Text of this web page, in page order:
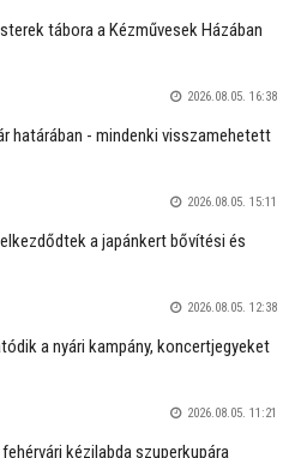
tábora a Kézművesek Házában
2026.08.05. 16:38
határában - mindenki visszamehetett
2026.08.05. 15:11
a japánkert bővítési és
2026.08.05. 12:38
a nyári kampány, koncertjegyeket
2026.08.05. 11:21
kézilabda szuperkupára